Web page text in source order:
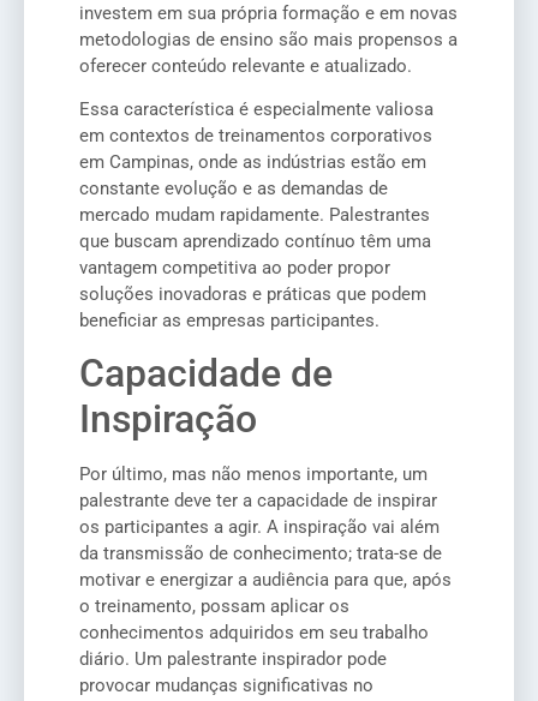
investem em sua própria formação e em novas
metodologias de ensino são mais propensos a
oferecer conteúdo relevante e atualizado.
Essa característica é especialmente valiosa
em contextos de treinamentos corporativos
em Campinas, onde as indústrias estão em
constante evolução e as demandas de
mercado mudam rapidamente. Palestrantes
que buscam aprendizado contínuo têm uma
vantagem competitiva ao poder propor
soluções inovadoras e práticas que podem
beneficiar as empresas participantes.
Capacidade de
Inspiração
Por último, mas não menos importante, um
palestrante deve ter a capacidade de inspirar
os participantes a agir. A inspiração vai além
da transmissão de conhecimento; trata-se de
motivar e energizar a audiência para que, após
o treinamento, possam aplicar os
conhecimentos adquiridos em seu trabalho
diário. Um palestrante inspirador pode
provocar mudanças significativas no